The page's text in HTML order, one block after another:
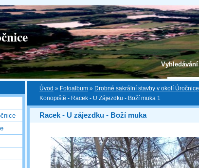
Vyhledávání
Úvod » Fotoalbum » Drobné sakrální stavby v okolí Úročnice
Konopiště - Racek - U Zájezdku - Boží muka 1
Racek - U zájezdku - Boží muka